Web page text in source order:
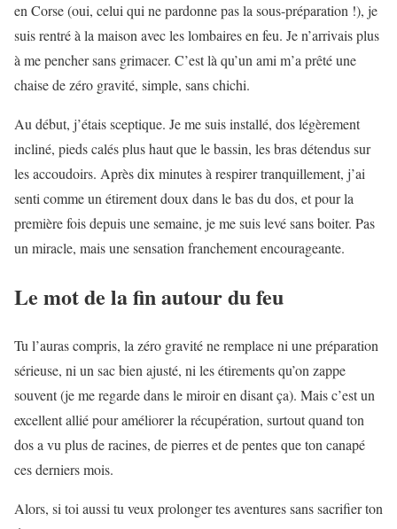
en Corse (oui, celui qui ne pardonne pas la sous-préparation !), je
suis rentré à la maison avec les lombaires en feu. Je n’arrivais plus
à me pencher sans grimacer. C’est là qu’un ami m’a prêté une
chaise de zéro gravité, simple, sans chichi.
Au début, j’étais sceptique. Je me suis installé, dos légèrement
incliné, pieds calés plus haut que le bassin, les bras détendus sur
les accoudoirs. Après dix minutes à respirer tranquillement, j’ai
senti comme un étirement doux dans le bas du dos, et pour la
première fois depuis une semaine, je me suis levé sans boiter. Pas
un miracle, mais une sensation franchement encourageante.
Le mot de la fin autour du feu
Tu l’auras compris, la zéro gravité ne remplace ni une préparation
sérieuse, ni un sac bien ajusté, ni les étirements qu’on zappe
souvent (je me regarde dans le miroir en disant ça). Mais c’est un
excellent allié pour améliorer la récupération, surtout quand ton
dos a vu plus de racines, de pierres et de pentes que ton canapé
ces derniers mois.
Alors, si toi aussi tu veux prolonger tes aventures sans sacrifier ton